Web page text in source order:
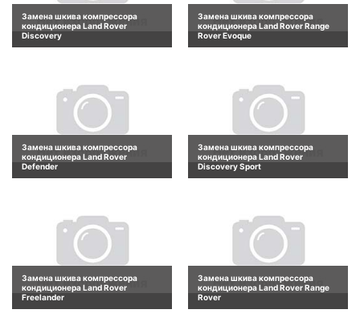
Замена шкива компрессора
кондиционера Land Rover
Discovery
Замена шкива компрессора
кондиционера Land Rover Range
Rover Evoque
Замена шкива компрессора
кондиционера Land Rover
Defender
Замена шкива компрессора
кондиционера Land Rover
Discovery Sport
Замена шкива компрессора
кондиционера Land Rover
Freelander
Замена шкива компрессора
кондиционера Land Rover Range
Rover